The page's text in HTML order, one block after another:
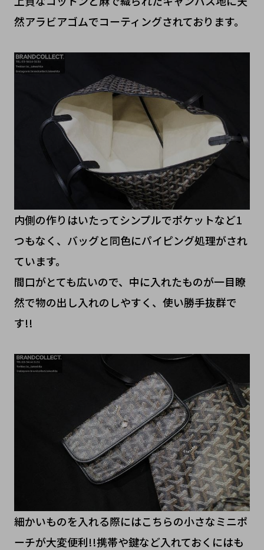
然アラビアゴムでコーティングされております。
内側の作りはいたってシンプルでポケットなど1
つもなく、バッグと同色にパイピング処理がされ
ています。
間口がとても広いので、中に入れたものが一目瞭
然で物の出し入れのしやすく、使い勝手抜群で
す!!
細かいものを入れる際にはこちらの小さなミニポ
ーチが大変便利!!携帯や鍵など入れておくにはも